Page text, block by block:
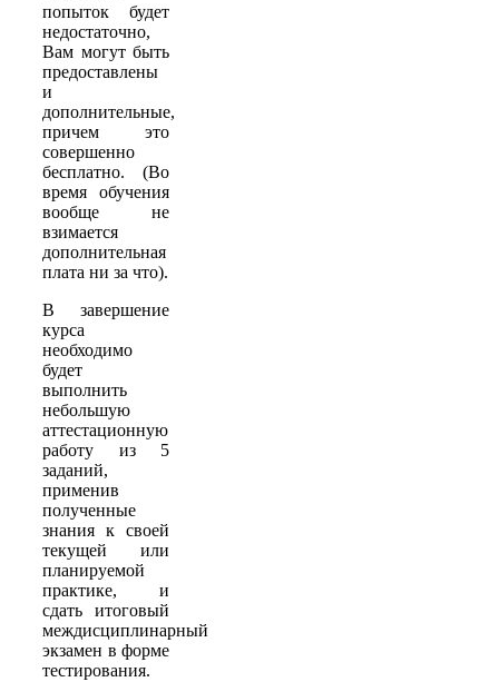
попыток будет
недостаточно,
Вам могут быть
предоставлены
и
дополнительные,
причем это
совершенно
бесплатно. (Во
время обучения
вообще не
взимается
дополнительная
плата ни за что).
В завершение
курса
необходимо
будет
выполнить
небольшую
аттестационную
работу из 5
заданий,
применив
полученные
знания к своей
текущей или
планируемой
практике, и
сдать итоговый
междисциплинарный
экзамен в форме
тестирования.